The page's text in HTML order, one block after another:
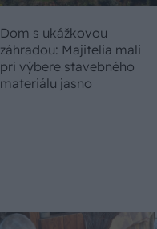
Dom s ukážkovou
záhradou: Majitelia mali
pri výbere stavebného
materiálu jasno